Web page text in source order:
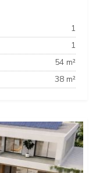
1
1
54 m²
38 m²